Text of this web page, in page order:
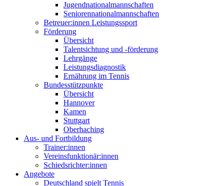
Jugendnationalmannschaften
Seniorennationalmannschaften
Betreuer:innen Leistungssport
Förderung
Übersicht
Talentsichtung und -förderung
Lehrgänge
Leistungsdiagnostik
Ernährung im Tennis
Bundesstützpunkte
Übersicht
Hannover
Kamen
Stuttgart
Oberhaching
Aus- und Fortbildung
Trainer:innen
Vereinsfunktionär:innen
Schiedsrichter:innen
Angebote
Deutschland spielt Tennis